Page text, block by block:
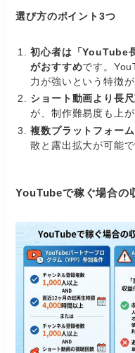
選び方のポイント3つ
初心者は「YouTube
がおすすめです。
力が強いという特徴が
ショート動画より長
が、制作難易度も上が
複数プラットフォー
散と露出拡大が可能で
YouTubeで稼ぐ場合の